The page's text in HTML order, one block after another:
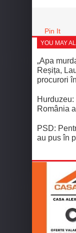
Pin It
YOU MAY
„Apa
Reșița,
procurori
România
PSD:
au pus în